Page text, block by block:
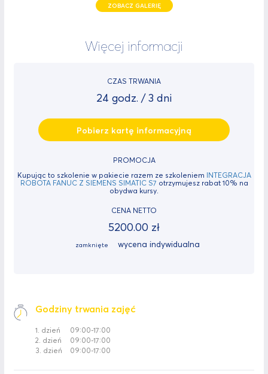
ZOBACZ GALERIĘ
Więcej informacji
CZAS TRWANIA
24 godz. / 3 dni
Pobierz kartę informacyjną
PROMOCJA
Kupując to szkolenie w pakiecie razem ze szkoleniem INTEGRACJA
ROBOTA FANUC Z SIEMENS SIMATIC S7 otrzymujesz rabat 10% na
obydwa kursy.
CENA NETTO
5200.00 zł
zamknięte wycena indywidualna
Godziny trwania zajęć
1. dzień
09:00-17:00
2. dzień
09:00-17:00
3. dzień
09:00-17:00